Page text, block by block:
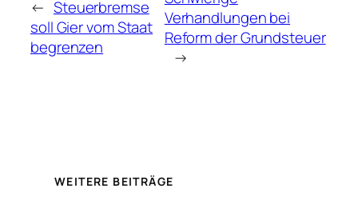
← Steuerbremse
soll Gier vom Staat
begrenzen
Verhandlungen bei
Reform der Grundsteuer
→
WEITERE BEITRÄGE